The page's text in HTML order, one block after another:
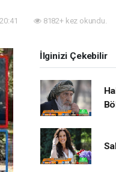
8182+ kez okundu.
İlginizi Çekebilir